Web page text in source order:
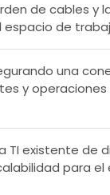
de cables y
de
una
y operaciones
existente de
para